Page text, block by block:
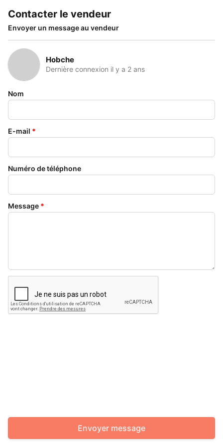
Contacter le vendeur
Envoyer un message au vendeur
Hobche
Dernière connexion il y a 2 ans
Nom
E-mail *
Numéro de téléphone
Message *
Envoyer message